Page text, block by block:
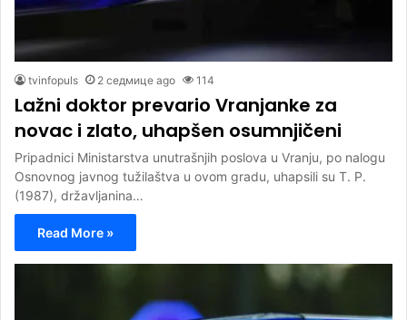
tvinfopuls 2 седмице ago 114
Lažni doktor prevario Vranjanke za
novac i zlato, uhapšen osumnjičeni
Pripadnici Ministarstva unutrašnjih poslova u Vranju, po nalogu
Osnovnog javnog tužilaštva u ovom gradu, uhapsili su T. P.
(1987), državljanina…
Read More »